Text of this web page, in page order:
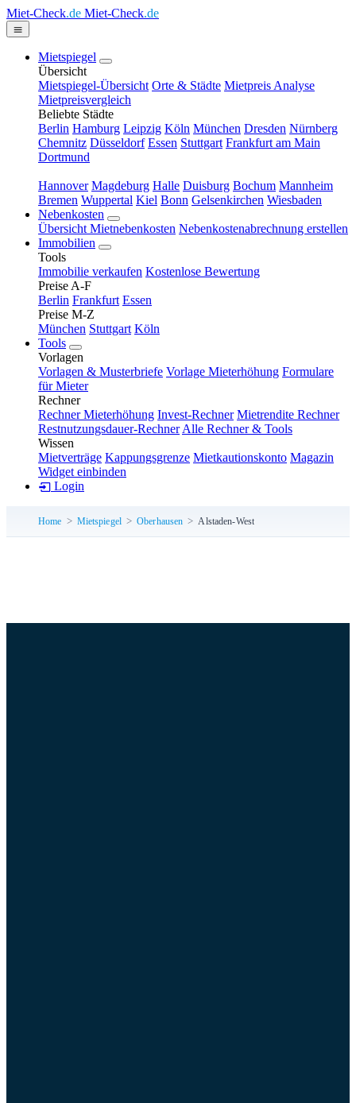
Miet-Check.de Miet-Check.de
Mietspiegel
Übersicht
Mietspiegel-Übersicht Orte & Städte Mietpreis Analyse
Mietpreisvergleich
Beliebte Städte
Berlin Hamburg Leipzig Köln München Dresden Nürnberg
Chemnitz Düsseldorf Essen Stuttgart Frankfurt am Main
Dortmund
Hannover Magdeburg Halle Duisburg Bochum Mannheim
Bremen Wuppertal Kiel Bonn Gelsenkirchen Wiesbaden
Nebenkosten
Übersicht Mietnebenkosten Nebenkostenabrechnung erstellen
Immobilien
Tools
Immobilie verkaufen Kostenlose Bewertung
Preise A-F
Berlin Frankfurt Essen
Preise M-Z
München Stuttgart Köln
Tools
Vorlagen
Vorlagen & Musterbriefe Vorlage Mieterhöhung Formulare
für Mieter
Rechner
Rechner Mieterhöhung Invest-Rechner Mietrendite Rechner
Restnutzungsdauer-Rechner Alle Rechner & Tools
Wissen
Mietverträge Kappungsgrenze Mietkautionskonto Magazin
Widget einbinden
Login
Home Mietspiegel Oberhausen Alstaden-West